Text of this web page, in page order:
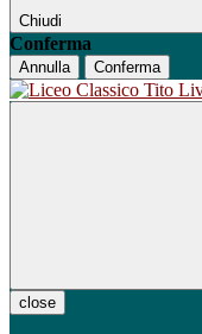
Chiudi
Conferma
Annulla Conferma
close